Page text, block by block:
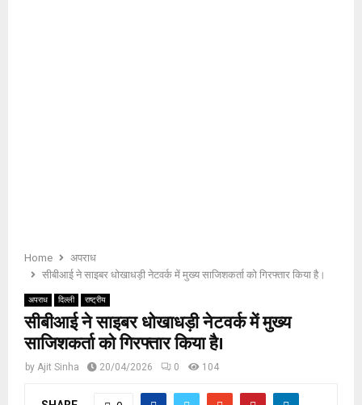
Home
अपराध
सीबीआई ने साइबर धोखाधड़ी नेटवर्क में मुख्य साजिशकर्ता को गिरफ्तार किया है।
अपराध दिल्ली राष्ट्रीय
सीबीआई ने साइबर धोखाधड़ी नेटवर्क में मुख्य
साजिशकर्ता को गिरफ्तार किया है।
by Ajit Sinha 20/04/2026 0 104